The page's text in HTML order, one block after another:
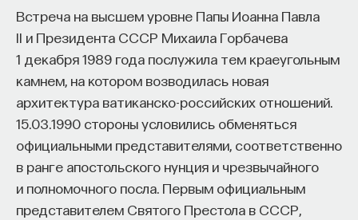
Встреча на высшем уровне Папы Иоанна Павла
II и Президента СССР Михаила Горбачева
1 декабря 1989 года послужила тем краеугольным
камнем, на котором возводилась новая
архитектура ватиканско-российских отношений.
15.03.1990 стороны условились обменяться
официальными представителями, соответственно
в ранге апостольского нунция и чрезвычайного
и полномочного посла. Первым официальным
представителем Святого Престола в СССР,